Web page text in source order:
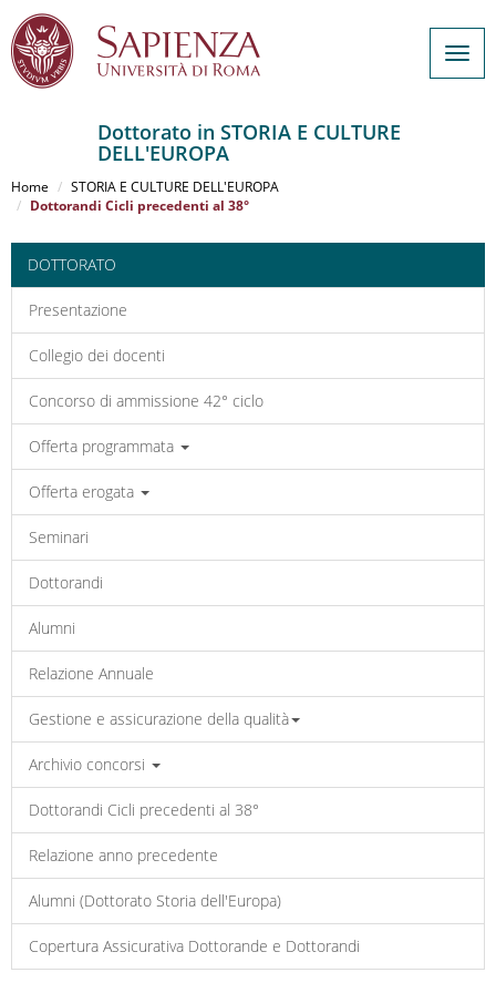
al
contenuto
Dottorato in STORIA E CULTURE
DELL'EUROPA
Home
STORIA E CULTURE DELL'EUROPA
Dottorandi Cicli precedenti al 38°
DOTTORATO
Presentazione
Collegio dei docenti
Concorso di ammissione 42° ciclo
Offerta programmata
Offerta erogata
Seminari
Dottorandi
Alumni
Relazione Annuale
Gestione e assicurazione della qualità
Archivio concorsi
Dottorandi Cicli precedenti al 38°
Relazione anno precedente
Alumni (Dottorato Storia dell'Europa)
Copertura Assicurativa Dottorande e Dottorandi